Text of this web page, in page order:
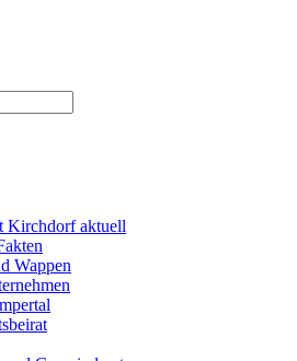
Kirchdorf aktuell
Wappen